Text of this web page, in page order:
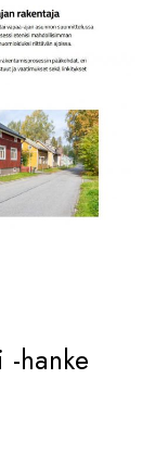
-hanke